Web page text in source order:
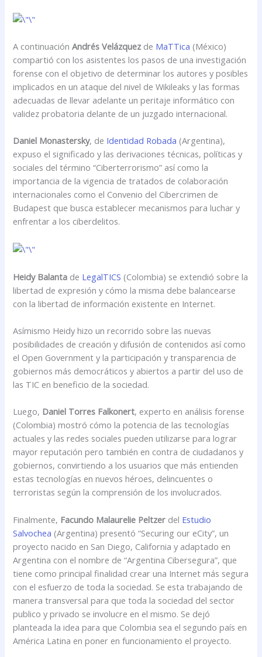
A continuaciónAndrés Velázquez de MaTTica (México)
compartió con los asistentes los pasos de una investigación
forense con el objetivo de determinar los autores y posibles
implicados en un ataque del nivel de Wikileaks y las formas
adecuadas de llevar adelante un peritaje informático con
validez probatoria delante de un juzgado internacional.
Daniel Monastersky, de Identidad Robada (Argentina),
expuso el significado y las derivaciones técnicas, políticas y
sociales del término “Ciberterrorismo” así como la
importancia de la vigencia de tratados de colaboración
internacionales como el Convenio del Cibercrimen de
Budapest que busca establecer mecanismos para luchar y
enfrentar a los ciberdelitos.
Heidy Balanta de LegalTICS (Colombia) se extendió sobre la
libertad de expresión y cómo la misma debe balancearse
con la libertad de información existente en Internet.
Asímismo Heidy hizo un recorrido sobre las nuevas
posibilidades de creación y difusión de contenidos así como
el Open Government y la participación y transparencia de
gobiernos más democráticos y abiertos a partir del uso de
las TIC en beneficio de la sociedad.
Luego, Daniel Torres Falkonert, experto en análisis forense
(Colombia) mostró cómo la potencia de las tecnologías
actuales y las redes sociales pueden utilizarse para lograr
mayor reputación pero también en contra de ciudadanos y
gobiernos, convirtiendo a los usuarios que más entienden
estas tecnologías en nuevos héroes, delincuentes o
terroristas según la comprensión de los involucrados.
Finalmente, Facundo Malaurelie Peltzer del Estudio
Salvochea (Argentina) presentó “Securing our eCity”, un
proyecto nacido en San Diego, California y adaptado en
Argentina con el nombre de “Argentina Cibersegura”, que
tiene como principal finalidad crear una Internet más segura
con el esfuerzo de toda la sociedad. Se esta trabajando de
manera transversal para que toda la sociedad del sector
publico y privado se involucre en el mismo. Se dejó
planteada la idea para que Colombia sea el segundo país en
América Latina en poner en funcionamiento el proyecto.